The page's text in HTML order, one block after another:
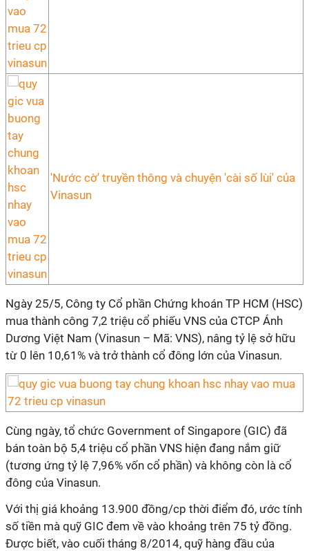
'Nước cờ' truyền thông và chuyện 'cài số lùi' của
Vinasun
Ngày 25/5, Công ty Cổ phần Chứng khoán TP HCM (HSC)
mua thành công 7,2 triệu cổ phiếu VNS của CTCP Ánh
Dương Việt Nam (Vinasun – Mã: VNS), nâng tỷ lệ sở hữu
từ 0 lên 10,61% và trở thành cổ đông lớn của Vinasun.
Cùng ngày, tổ chức Government of Singapore (GIC) đã
bán toàn bộ 5,4 triệu cổ phần VNS hiện đang nắm giữ
(tương ứng tỷ lệ 7,96% vốn cổ phần) và không còn là cổ
đông của Vinasun.
Với thị giá khoảng 13.900 đồng/cp thời điểm đó, ước tính
số tiền mà quỹ GIC đem về vào khoảng trên 75 tỷ đồng.
Được biết, vào cuối tháng 8/2014, quỹ hàng đầu của